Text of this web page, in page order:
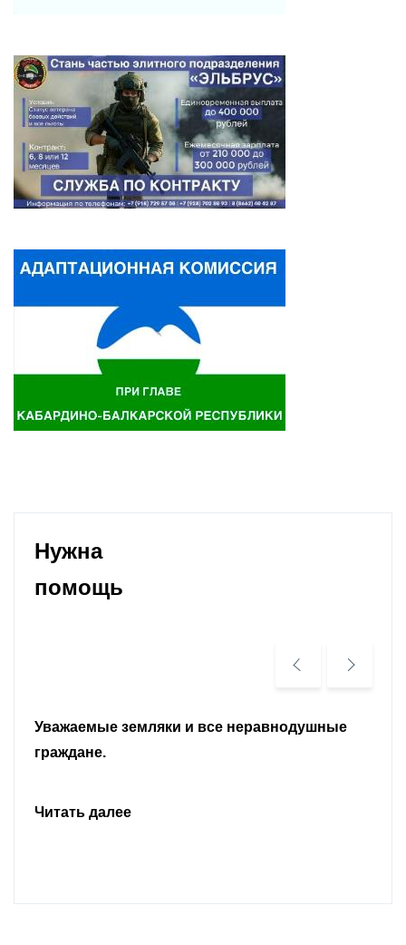
Нужна
помощь
Уважаемые земляки и все неравнодушные
граждане.
Читать далее